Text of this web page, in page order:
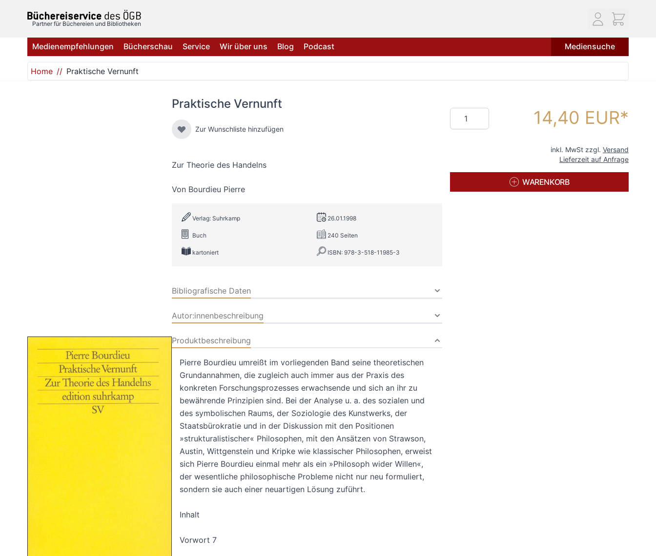
Partner für Büchereien und Bibliotheken
Medienempfehlungen Bücherschau Service Wir über uns Blog Podcast Mediensuche
Home Praktische Vernunft
Praktische Vernunft
Zur Wunschliste hinzufügen
Zur Theorie des Handelns
Von Bourdieu Pierre
Verlag: Suhrkamp 26.01.1998
Buch 240 Seiten
kartoniert ISBN: 978-3-518-11985-3
Bibliografische Daten
Autor:innenbeschreibung
Produktbeschreibung
Pierre Bourdieu umreißt im vorliegenden Band seine theoretischen
Grundannahmen, die zugleich auch immer aus der Praxis des
konkreten Forschungsprozesses erwachsende und sich an ihr zu
bewährende Prinzipien sind. Bei der Analyse u. a. des sozialen und
des symbolischen Raums, der Soziologie des Kunstwerks, der
Staatsbürokratie und in der Diskussion mit den Positionen
»strukturalistischer« Philosophen, mit den Ansätzen von Strawson,
Austin, Wittgenstein und Kripke wie klassischer Philosophen, erweist
sich Pierre Bourdieu einmal mehr als ein »Philosoph wider Willen«,
der wesentliche philosophische Probleme nicht nur neu formuliert,
sondern sie auch einer neuartigen Lösung zuführt.
Inhalt
Vorwort 7
Menge 14,40 EUR
inkl. MwSt zzgl. Versand
Lieferzeit auf Anfrage
WARENKORB